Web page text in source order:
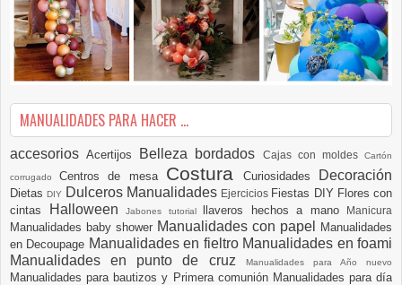
MANUALIDADES PARA HACER ...
accesoriosAcertijos Belleza bordados Cajas con moldesCartón
corrugadoCentros de mesa Costura Curiosidades Decoración
DietasDIY Dulceros Manualidades Ejercicios Fiestas DIY Flores con
cintas
Halloween Jabones tutorial llaveros hechos a mano Manicura
Manualidades baby shower Manualidades con papel
Manualidades
en Decoupage Manualidades en fieltro Manualidades en foami
Manualidades en punto de cruz
Manualidades para Año nuevo
Manualidades para bautizos y Primera comunión Manualidades para día